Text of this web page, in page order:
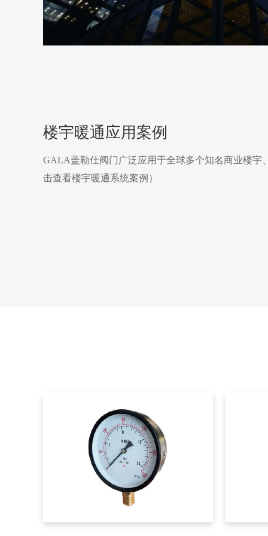
楼宇暖通应用案例
GALA盖勒仕阀门广泛应用于全球多个知名商业楼宇
击查看楼宇暖通系统案例）